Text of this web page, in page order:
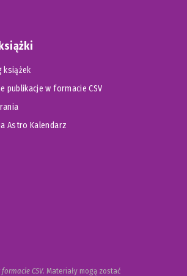
książek
publikacje w formacie CSV
Astro Kalendarz
CSV. Materiały mogą zostać